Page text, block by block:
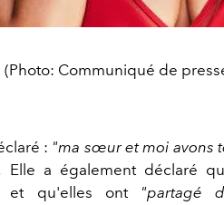
(Photo: Communiqué de
: "ma sœur et moi avons
Elle a également déclaré
et qu'elles ont
"partagé